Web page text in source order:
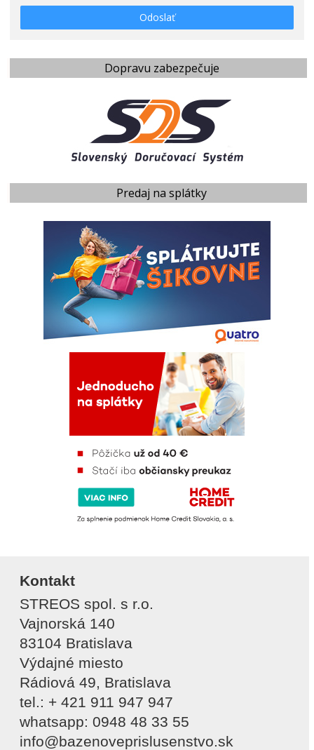
Odoslať
Dopravu zabezpečuje
Predaj na splátky
Kontakt
STREOS spol. s r.o.
Vajnorská 140
83104 Bratislava
Výdajné miesto
Rádiová 49, Bratislava
tel.: + 421 911 947 947
whatsapp: 0948 48 33 55
info@bazenoveprislusenstvo.sk